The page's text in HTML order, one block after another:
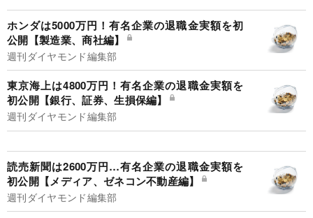
ホンダは5000万円！有名企業の退職金実額を初
公開【製造業、商社編】
週刊ダイヤモンド編集部
東京海上は4800万円！有名企業の退職金実額を
初公開【銀行、証券、生損保編】
週刊ダイヤモンド編集部
読売新聞は2600万円…有名企業の退職金実額を
初公開【メディア、ゼネコン不動産編】
週刊ダイヤモンド編集部